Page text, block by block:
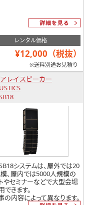
レンタル価格
¥12,000（税抜）
※送料別途お見積り
レイスピーカー
システムは、屋外では20
、屋内では5000人規模の
やセミナーなどで大型会場
できます。
内容によって異なります。